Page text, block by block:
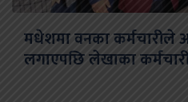
मधेशमा वनका कर्मचारीले
लगाएपछि लेखाका